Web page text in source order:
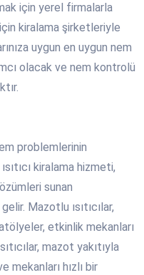
için yerel firmalarla
kiralama şirketleriyle
uygun en uygun nem
olacak ve nem kontrolü
problemlerinin
kiralama hizmeti,
sunan
Mazotlu ısıtıcılar,
etkinlik mekanları
mazot yakıtıyla
mekanları hızlı bir